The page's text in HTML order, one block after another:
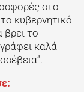
στο
κυβερνητικό
βρει το
καλά